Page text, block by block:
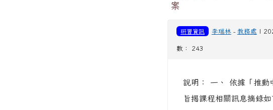
案
研習資訊 李瑞林- 教務處 |
數： 243
說明： 一、 依據「推動
旨揭課程相關訊息摘錄